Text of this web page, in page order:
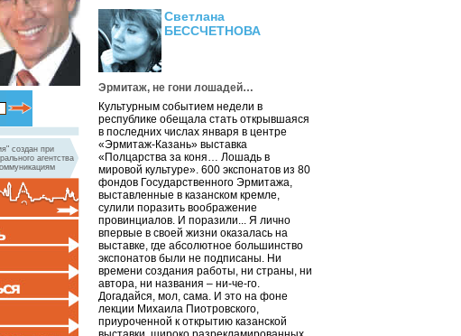
Светлана
БЕССЧЕТНОВА
Эрмитаж, не гони лошадей…
Культурным событием недели в
республике обещала стать открывшаяся
в последних числах января в центре
«Эрмитаж-Казань» выставка
«Полцарства за коня… Лошадь в
мировой культуре». 600 экспонатов из 80
фондов Государственного Эрмитажа,
выставленные в казанском кремле,
сулили поразить воображение
провинциалов. И поразили... Я лично
впервые в своей жизни оказалась на
выставке, где абсолютное большинство
экспонатов были не подписаны. Ни
времени создания работы, ни страны, ни
автора, ни названия – ни-че-го.
Догадайся, мол, сама. И это на фоне
лекции Михаила Пиотровского,
приуроченной к открытию казанской
создан при
агентства